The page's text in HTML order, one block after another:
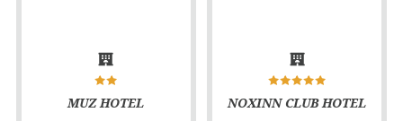
MUZ HOTEL NOXINN CLUB HOTEL